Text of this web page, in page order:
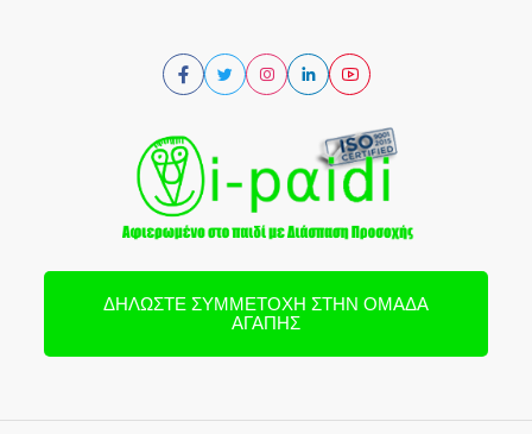
ΔΗΛΏΣΤΕ ΣΥΜΜΕΤΟΧΉ ΣΤΗΝ ΟΜΆΔΑ
ΑΓΆΠΗΣ